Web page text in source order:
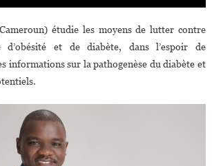
étudie les moyens de lutter contre
d’obésité et de diabète, dans l’espoir de
informations sur la pathogenèse du diabète et